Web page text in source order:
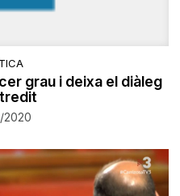
grau i deixa el diàleg
2020